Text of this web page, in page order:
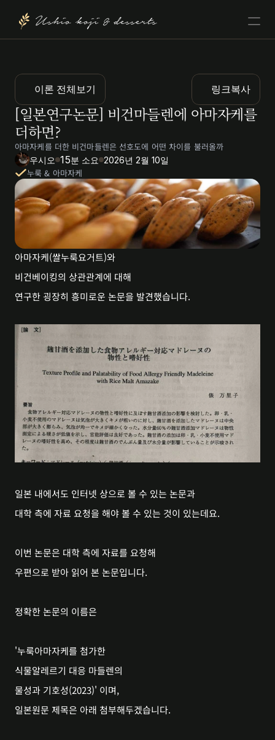
Ushio koji & desserts
이론 전체보기 링크복사
[일본연구논문] 비건마들렌에 아마자케를
더하면?
아마자케를 더한 비건마들렌은 선호도에 어떤 차이를 불러올까
우시오 15분 소요 2026년 2월 10일
누룩 & 아마자케
아마자케(쌀누룩요거트)와
비건베이킹의 상관관계에 대해
연구한 굉장히 흥미로운 논문을 발견했습니다.
일본 내에서도 인터넷 상으로 볼 수 있는 논문과
대학 측에 자료 요청을 해야 볼 수 있는 것이 있는데요.
이번 논문은 대학 측에 자료를 요청해
우편으로 받아 읽어 본 논문입니다.
정확한 논문의 이름은
'누룩아마자케를 첨가한
식물알레르기 대응 마들렌의
물성과 기호성(2023)' 이며,
일본원문 제목은 아래 첨부해두겠습니다.